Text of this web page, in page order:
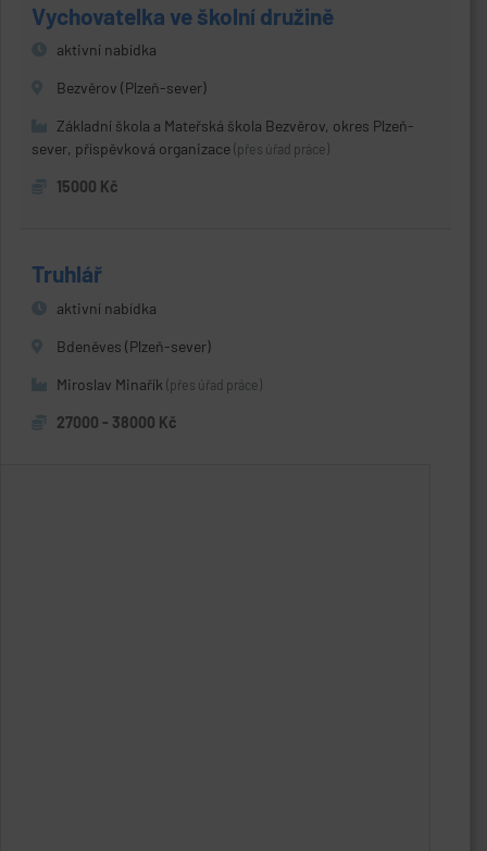
Vychovatelka ve školní družině
aktivní nabídka
Bezvěrov (Plzeň-sever)
Základní škola a Mateřská škola Bezvěrov, okres Plzeň-
sever, příspěvková organizace (přes úřad práce)
15000 Kč
Truhlář
aktivní nabídka
Bdeněves (Plzeň-sever)
Miroslav Minařík (přes úřad práce)
27000 - 38000 Kč